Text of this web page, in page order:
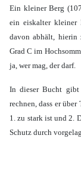
Ein kleiner Berg
ein eiskalter kleiner
davon abhält, hierin
Grad C im
ja, wer mag, der darf.
In dieser Bucht gibt
rechnen, dass er
1. zu stark ist und 2.
Schutz durch